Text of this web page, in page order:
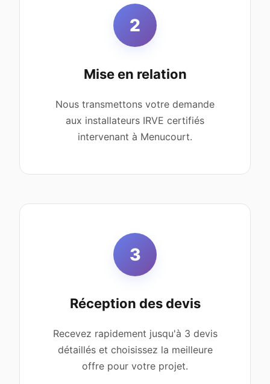
2
Mise en relation
Nous transmettons votre demande
aux installateurs IRVE certifiés
intervenant à Menucourt.
3
Réception des devis
Recevez rapidement jusqu'à 3 devis
détaillés et choisissez la meilleure
offre pour votre projet.